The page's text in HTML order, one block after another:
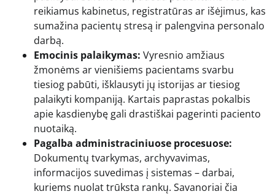
reikiamus kabinetus, registratūras ar išėjimus, kas
sumažina pacientų stresą ir palengvina personalo
darbą.
Emocinis palaikymas: Vyresnio amžiaus
žmonėms ar vienišiems pacientams svarbu
tiesiog pabūti, išklausyti jų istorijas ar tiesiog
palaikyti kompaniją. Kartais paprastas pokalbis
apie kasdienybę gali drastiškai pagerinti paciento
nuotaiką.
Pagalba administraciniuose procesuose:
Dokumentų tvarkymas, archyvavimas,
informacijos suvedimas į sistemas – darbai,
kuriems nuolat trūksta rankų. Savanoriai čia